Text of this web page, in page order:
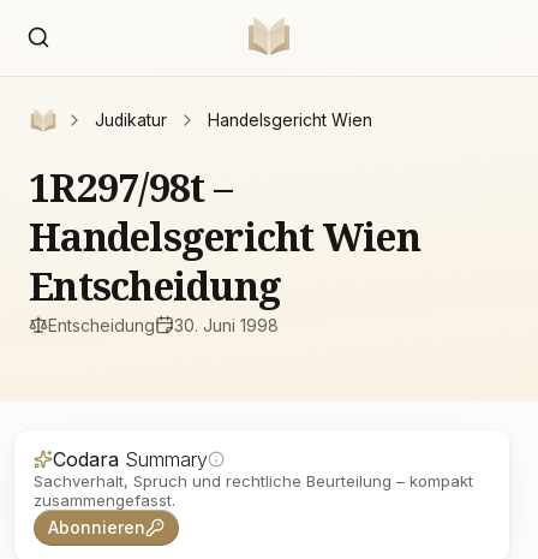
Judikatur Handelsgericht Wien
1R297/98t –
Handelsgericht Wien
Entscheidung
Entscheidung 30. Juni 1998
Codara Summary
Sachverhalt, Spruch und rechtliche Beurteilung – kompakt
zusammengefasst.
Abonnieren